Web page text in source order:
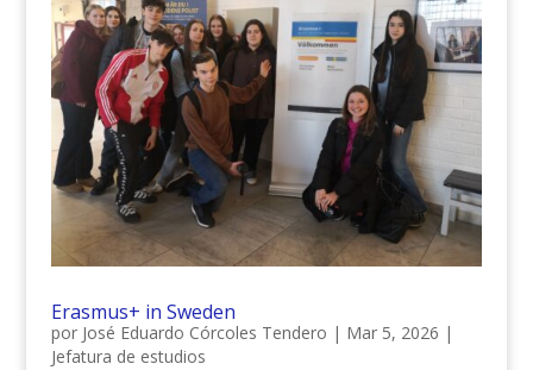
Erasmus+ in Sweden
por José Eduardo Córcoles Tendero | Mar 5, 2026 |
Jefatura de estudios